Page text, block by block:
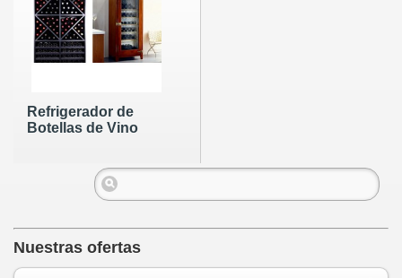
Refrigerador de
Botellas de Vino
Nuestras ofertas